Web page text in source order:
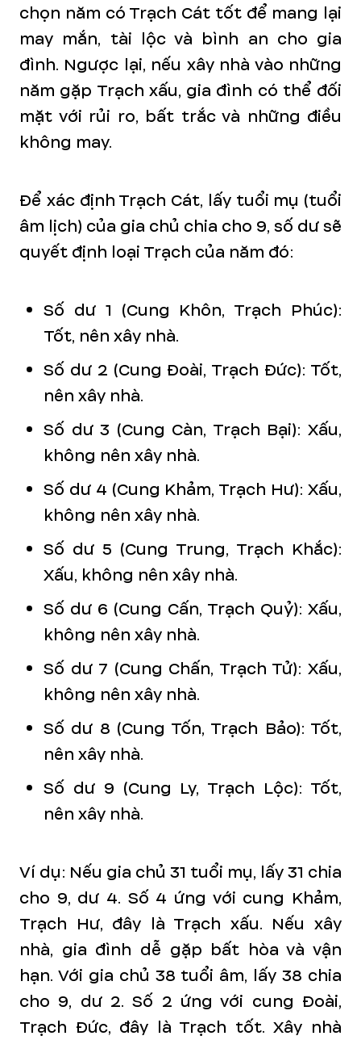
chọn năm có Trạch Cát tốt để mang lại
may mắn, tài lộc và bình an cho gia
đình. Ngược lại, nếu xây nhà vào những
năm gặp Trạch xấu, gia đình có thể đối
mặt với rủi ro, bất trắc và những điều
không may.
Để xác định Trạch Cát, lấy tuổi mụ (tuổi
âm lịch) của gia chủ chia cho 9, số dư sẽ
quyết định loại Trạch của năm đó:
Số dư 1 (Cung Khôn, Trạch Phúc):
Tốt, nên xây nhà.
Số dư 2 (Cung Đoài, Trạch Đức): Tốt,
nên xây nhà.
Số dư 3 (Cung Càn, Trạch Bại): Xấu,
không nên xây nhà.
Số dư 4 (Cung Khảm, Trạch Hư): Xấu,
không nên xây nhà.
Số dư 5 (Cung Trung, Trạch Khắc):
Xấu, không nên xây nhà.
Số dư 6 (Cung Cấn, Trạch Quỷ): Xấu,
không nên xây nhà.
Số dư 7 (Cung Chấn, Trạch Tử): Xấu,
không nên xây nhà.
Số dư 8 (Cung Tốn, Trạch Bảo): Tốt,
nên xây nhà.
Số dư 9 (Cung Ly, Trạch Lộc): Tốt,
nên xây nhà.
Ví dụ: Nếu gia chủ 31 tuổi mụ, lấy 31 chia
cho 9, dư 4. Số 4 ứng với cung Khảm,
Trạch Hư, đây là Trạch xấu. Nếu xây
nhà, gia đình dễ gặp bất hòa và vận
hạn. Với gia chủ 38 tuổi âm, lấy 38 chia
cho 9, dư 2. Số 2 ứng với cung Đoài,
Trạch Đức, đây là Trạch tốt. Xây nhà